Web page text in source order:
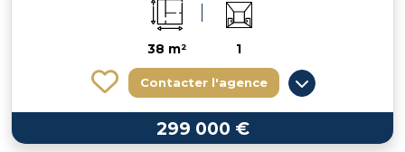
38 m² 1
Contacter l'agence
299 000 €